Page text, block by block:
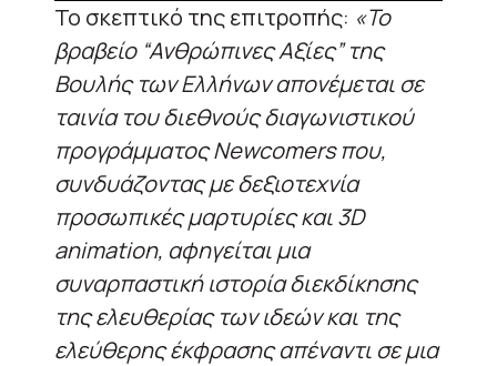
Το σκεπτικό της επιτροπής: «Το
βραβείο “Ανθρώπινες Αξίες” της
Βουλής των Ελλήνων απονέμεται σε
ταινία του διεθνούς διαγωνιστικού
προγράμματος Newcomers που,
συνδυάζοντας με δεξιοτεχνία
προσωπικές μαρτυρίες και 3D
animation, αφηγείται μια
συναρπαστική ιστορία διεκδίκησης
της ελευθερίας των ιδεών και της
ελεύθερης έκφρασης απέναντι σε μια